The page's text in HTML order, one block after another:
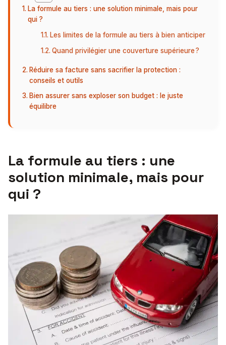
La formule au tiers : une solution minimale, mais pour
qui ?
Les limites de la formule au tiers à bien anticiper
Quand privilégier une couverture supérieure ?
Réduire sa facture sans sacrifier la protection :
conseils et outils
Bien assurer sans exploser son budget : le juste
équilibre
La formule au tiers : une
solution minimale, mais pour
qui ?